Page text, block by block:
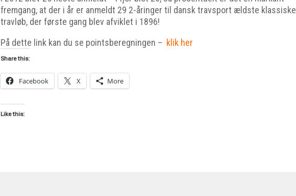
fremgang, at der i år er anmeldt 29 2-åringer til dansk travsport ældste klassiske
travløb, der første gang blev afviklet i 1896!
På dette link kan du se pointsberegningen – klik her
Share this:
Facebook X More
Like this: